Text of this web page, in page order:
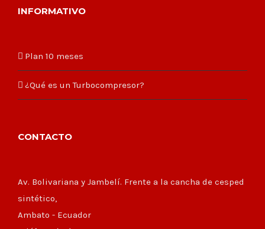
INFORMATIVO
Plan 10 meses
¿Qué es un Turbocompresor?
CONTACTO
Av. Bolivariana y Jambelí. Frente a la cancha de cesped
sintético,
Ambato - Ecuador